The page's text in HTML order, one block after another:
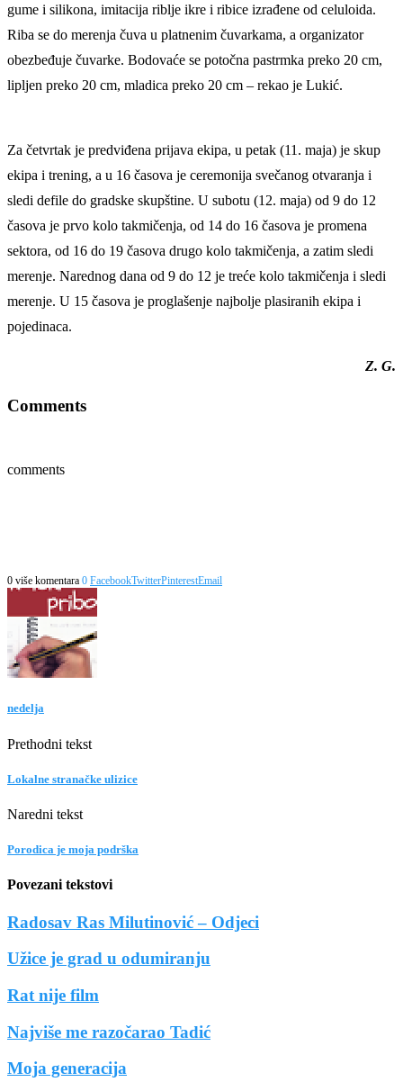
gume i silikona, imitacija riblje ikre i ribice izrađene od celuloida.
Riba se do merenja čuva u platnenim čuvarkama, a organizator
obezbeđuje čuvarke. Bodovaće se potočna pastrmka preko 20 cm,
lipljen preko 20 cm, mladica preko 20 cm – rekao je Lukić.
Za četvrtak je predviđena prijava ekipa, u petak (11. maja) je skup
ekipa i trening, a u 16 časova je ceremonija svečanog otvaranja i
sledi defile do gradske skupštine. U subotu (12. maja) od 9 do 12
časova je prvo kolo takmičenja, od 14 do 16 časova je promena
sektora, od 16 do 19 časova drugo kolo takmičenja, a zatim sledi
merenje. Narednog dana od 9 do 12 je treće kolo takmičenja i sledi
merenje. U 15 časova je proglašenje najbolje plasiranih ekipa i
pojedinaca.
Z. G.
Comments
comments
0 više komentara 0 FacebookTwitterPinterestEmail
nedelja
Prethodni tekst
Lokalne stranačke ulizice
Naredni tekst
Porodica je moja podrška
Povezani tekstovi
Radosav Ras Milutinović – Odjeci
Užice je grad u odumiranju
Rat nije film
Najviše me razočarao Tadić
Moja generacija